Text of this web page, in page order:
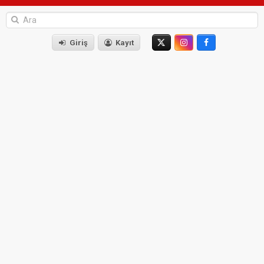
Giriş Kayıt